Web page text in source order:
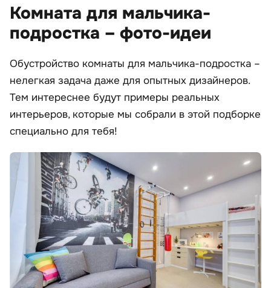
Комната для мальчика-
подростка – фото-идеи
Обустройство комнаты для мальчика-подростка –
нелегкая задача даже для опытных дизайнеров.
Тем интереснее будут примеры реальных
интерьеров, которые мы собрали в этой подборке
специально для тебя!